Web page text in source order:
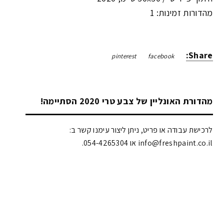
מהדורות זמינות: 1
Share:
facebook
pinterest
מהדורת האונליין של צבע טרי 2020 הסתיימה!
לרכישת עבודה או פריט, ניתן ליצור עימנו קשר ב:
info@freshpaint.co.il‏ או 054-4265304.